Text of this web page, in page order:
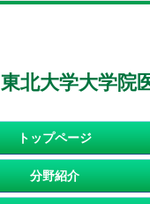
東北大学大学院
トップページ
分野紹介